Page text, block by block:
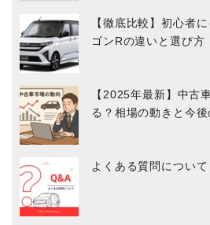
【徹底比較】初心者
ゴンRの違いと選び方
【2025年最新】中古
る？相場の動きと今後
よくある質問につい